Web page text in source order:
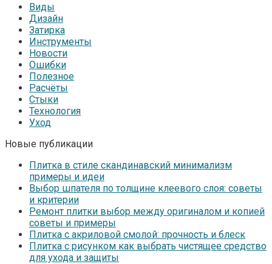
Виды
Дизайн
Затирка
Инструменты
Новости
Ошибки
Полезное
Расчёты
Стыки
Технология
Уход
Новые публикации
Плитка в стиле скандинавский минимализм
примеры и идеи
Выбор шпателя по толщине клеевого слоя: советы
и критерии
Ремонт плитки выбор между оригиналом и копией
советы и примеры
Плитка с акриловой смолой: прочность и блеск
Плитка с рисунком как выбрать чистящее средство
для ухода и защиты